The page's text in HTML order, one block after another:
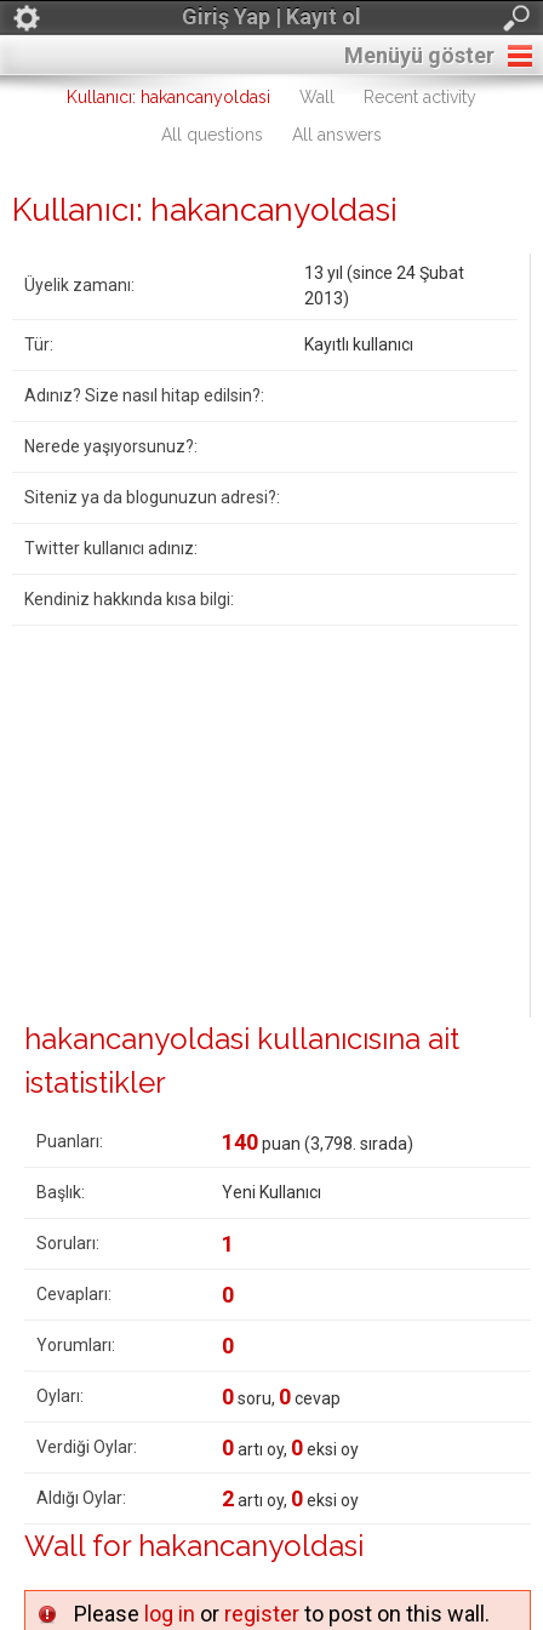
Giriş Yap | Kayıt ol
Menüyü göster
Kullanıcı: hakancanyoldasi Wall
Recent activity
All questions
All answers
Kullanıcı: hakancanyoldasi
Üyelik zamanı:
13 yıl (since 24 Şubat
2013)
Tür: Kayıtlı kullanıcı
Adınız? Size nasıl hitap edilsin?:
Nerede yaşıyorsunuz?:
Siteniz ya da blogunuzun adresi?:
Twitter kullanıcı adınız:
Kendiniz hakkında kısa bilgi:
hakancanyoldasi kullanıcısına ait
istatistikler
Puanları: 140puan (3,798 . sırada)
Başlık: Yeni Kullanıcı
Soruları: 1
Cevapları: 0
Yorumları: 0
Oyları: 0soru, 0cevap
Verdiği Oylar: 0artı oy, 0eksi oy
Aldığı Oylar: 2artı oy, 0eksi oy
Wall for hakancanyoldasi
Please log in or registerto post on this wall.